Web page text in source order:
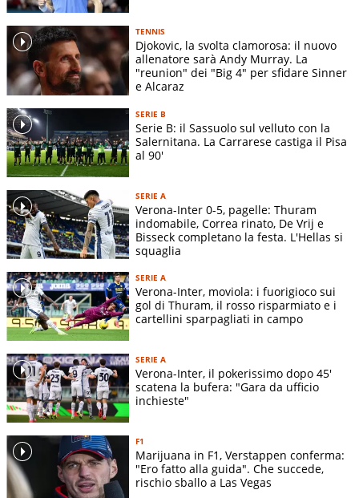
TENNIS
Djokovic, la svolta clamorosa: il nuovo
allenatore sarà Andy Murray. La
"reunion" dei "Big 4" per sfidare Sinner
e Alcaraz
SERIE B
Serie B: il Sassuolo sul velluto con la
Salernitana. La Carrarese castiga il Pisa
al 90'
SERIE A
Verona-Inter 0-5, pagelle: Thuram
indomabile, Correa rinato, De Vrij e
Bisseck completano la festa. L'Hellas si
squaglia
SERIE A
Verona-Inter, moviola: i fuorigioco sui
gol di Thuram, il rosso risparmiato e i
cartellini sparpagliati in campo
SERIE A
Verona-Inter, il pokerissimo dopo 45'
scatena la bufera: "Gara da ufficio
inchieste"
F1
Marijuana in F1, Verstappen conferma:
"Ero fatto alla guida". Che succede,
rischio sballo a Las Vegas